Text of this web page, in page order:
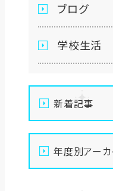
ブログ
学校生活
新着記事
【なんば】
感のあるマ
りました！
年度別アー